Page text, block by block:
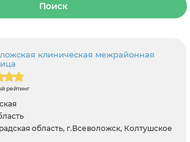
Поиск
клиническая межрайонная
рейтинг
область, г.Всеволожск, Колтушское